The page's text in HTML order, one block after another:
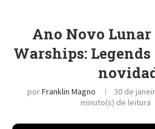
Ano Novo
Warships:
porFranklin Magno 30 de
minuto(s) de leitura